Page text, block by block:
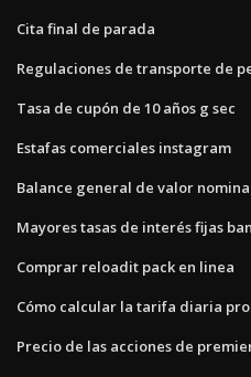
Cita final de parada
Regulaciones de transporte de
Tasa de cupón de 10 años g sec
Estafas comerciales instagram
Balance general de valor
Mayores tasas de interés fijas
Comprar reloadit pack en linea
Cómo calcular la tarifa diaria
Precio de las acciones de